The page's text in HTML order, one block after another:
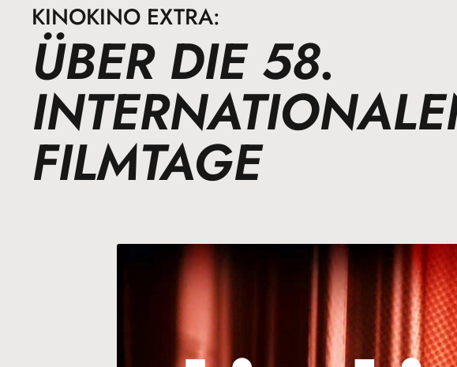
KINOKINO EXTRA:
ÜBER DIE 58.
FILMTAGE